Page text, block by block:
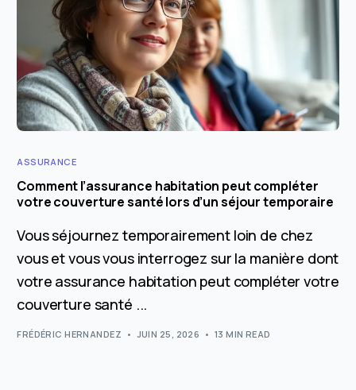
ASSURANCE
Comment l’assurance habitation peut compléter
votre couverture santé lors d’un séjour temporaire
Vous séjournez temporairement loin de chez
vous et vous vous interrogez sur la manière dont
votre assurance habitation peut compléter votre
couverture santé ...
FRÉDÉRIC HERNANDEZ JUIN 25, 2026 13 MIN READ